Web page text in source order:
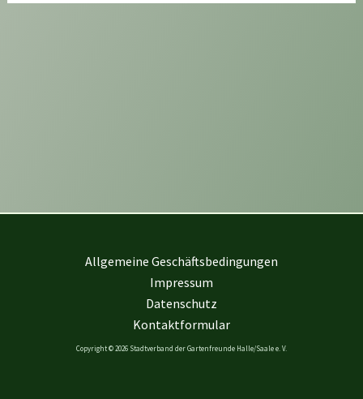
Allgemeine Geschäftsbedingungen
Impressum
Datenschutz
Kontaktformular
Copyright © 2026 Stadtverband der Gartenfreunde Halle/Saale e. V.